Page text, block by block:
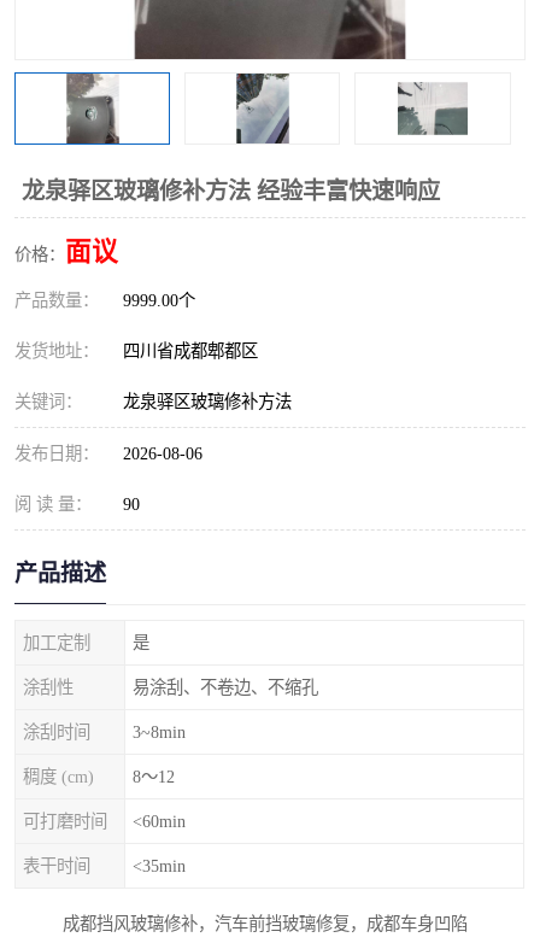
龙泉驿区玻璃修补方法 经验丰富快速响应
价格： 面议
产品数量： 9999.00个
发货地址： 四川省成都郫都区
关键词： 龙泉驿区玻璃修补方法
发布日期： 2026-08-06
阅 读 量： 90
产品描述
加工定制 是
涂刮性 易涂刮、不卷边、不缩孔
涂刮时间 3~8min
稠度 (cm) 8～12
可打磨时间 <60min
表干时间 <35min
成都挡风玻璃修补，汽车前挡玻璃修复，成都车身凹陷